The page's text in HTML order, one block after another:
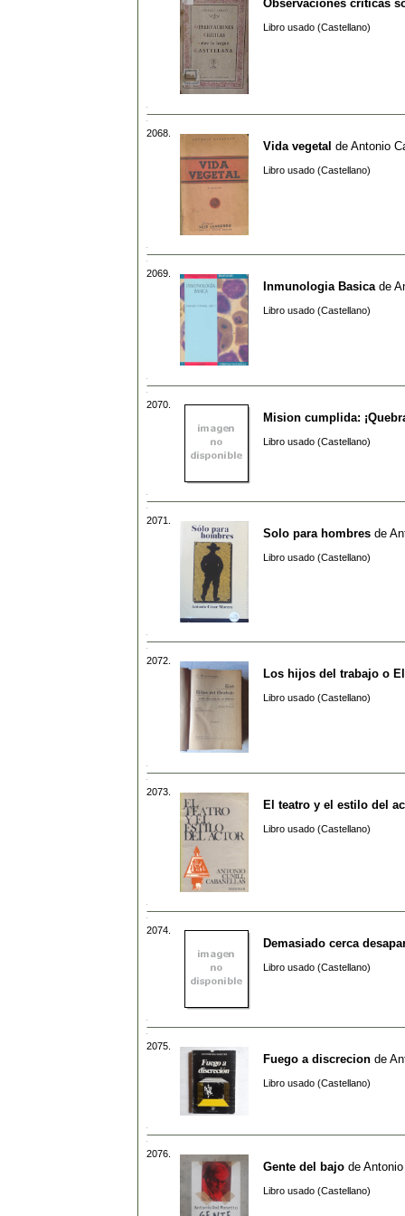
Observaciones criticas
Libro usado (Castellano)
2068.
Vida vegetal de Antonio
Libro usado (Castellano)
2069.
Inmunologia Basica de
Libro usado (Castellano)
2070.
Mision cumplida:
Libro usado (Castellano)
2071.
Solo para hombres de
Libro usado (Castellano)
2072.
Los hijos del trabajo o
Libro usado (Castellano)
2073.
El teatro y el estilo del
Libro usado (Castellano)
2074.
Demasiado cerca
Libro usado (Castellano)
2075.
Fuego a discrecion de
Libro usado (Castellano)
2076.
Gente del bajo de
Libro usado (Castellano)